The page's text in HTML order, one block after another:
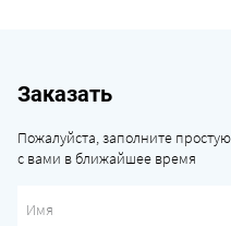
Заказать
Пожалуйста, заполните
с вами в ближайшее время
Имя